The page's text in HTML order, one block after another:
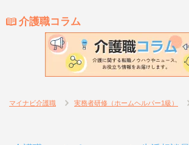
介護職コラム
マイナビ介護職 実務者研修（ホームヘルパー1級）